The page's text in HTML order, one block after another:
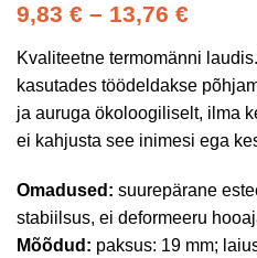
9,83 € – 13,76 €
Kvaliteetne termomänni
kasutades töödeldakse
ja auruga ökoloogiliselt, ilma
ei kahjusta see inimesi ega
Omadused: suurepärane
stabiilsus, ei deformeeru
Mõõdud: paksus: 19 mm;